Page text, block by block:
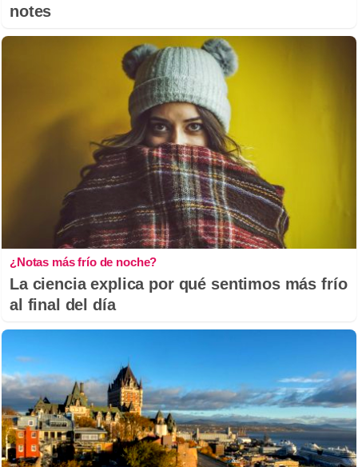
notes
¿Notas más frío de noche?
La ciencia explica por qué sentimos más frío
al final del día